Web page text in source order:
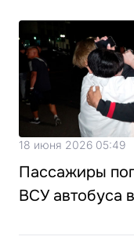
18 июня 2026 05:49
Пассажиры
ВСУ автобуса